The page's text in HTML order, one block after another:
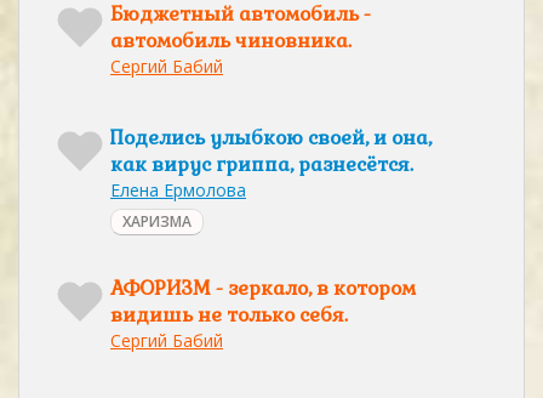
Бюджетный автомобиль -
автомобиль чиновника.
Сергий Бабий
Поделись улыбкою своей, и она,
как вирус гриппа, разнесётся.
Елена Ермолова
ХАРИЗМА
АФОРИЗМ - зеркало, в котором
видишь не только себя.
Сергий Бабий